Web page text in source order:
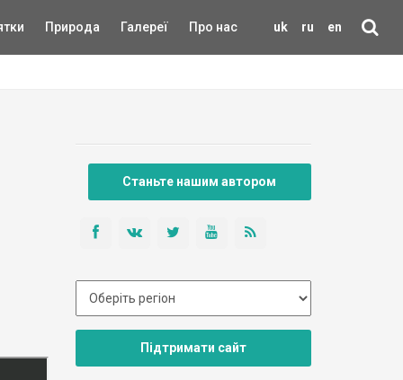
uk ru en
Природа Галереї Про нас
Станьте нашим автором
Підтримати сайт